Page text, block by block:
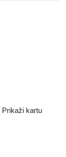
Prikaži kartu